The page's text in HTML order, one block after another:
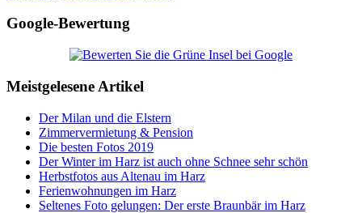
Google-Bewertung
Meistgelesene Artikel
Der Milan und die Elstern
Zimmervermietung & Pension
Die besten Fotos 2019
Der Winter im Harz ist auch ohne Schnee sehr schön
Herbstfotos aus Altenau im Harz
Ferienwohnungen im Harz
Seltenes Foto gelungen: Der erste Braunbär im Harz